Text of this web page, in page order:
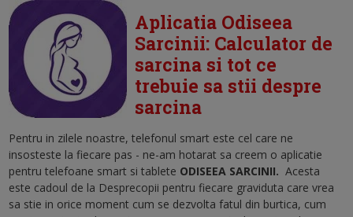
Aplicatia Odiseea
Sarcinii: Calculator de
sarcina si tot ce
trebuie sa stii despre
sarcina
Pentru in zilele noastre, telefonul smart este cel care ne
insosteste la fiecare pas - ne-am hotarat sa creem o aplicatie
pentru telefoane smart si tablete ODISEEA SARCINII. Acesta
este cadoul de la Desprecopii pentru fiecare graviduta care vrea
sa stie in orice moment cum se dezvolta fatul din burtica, cum